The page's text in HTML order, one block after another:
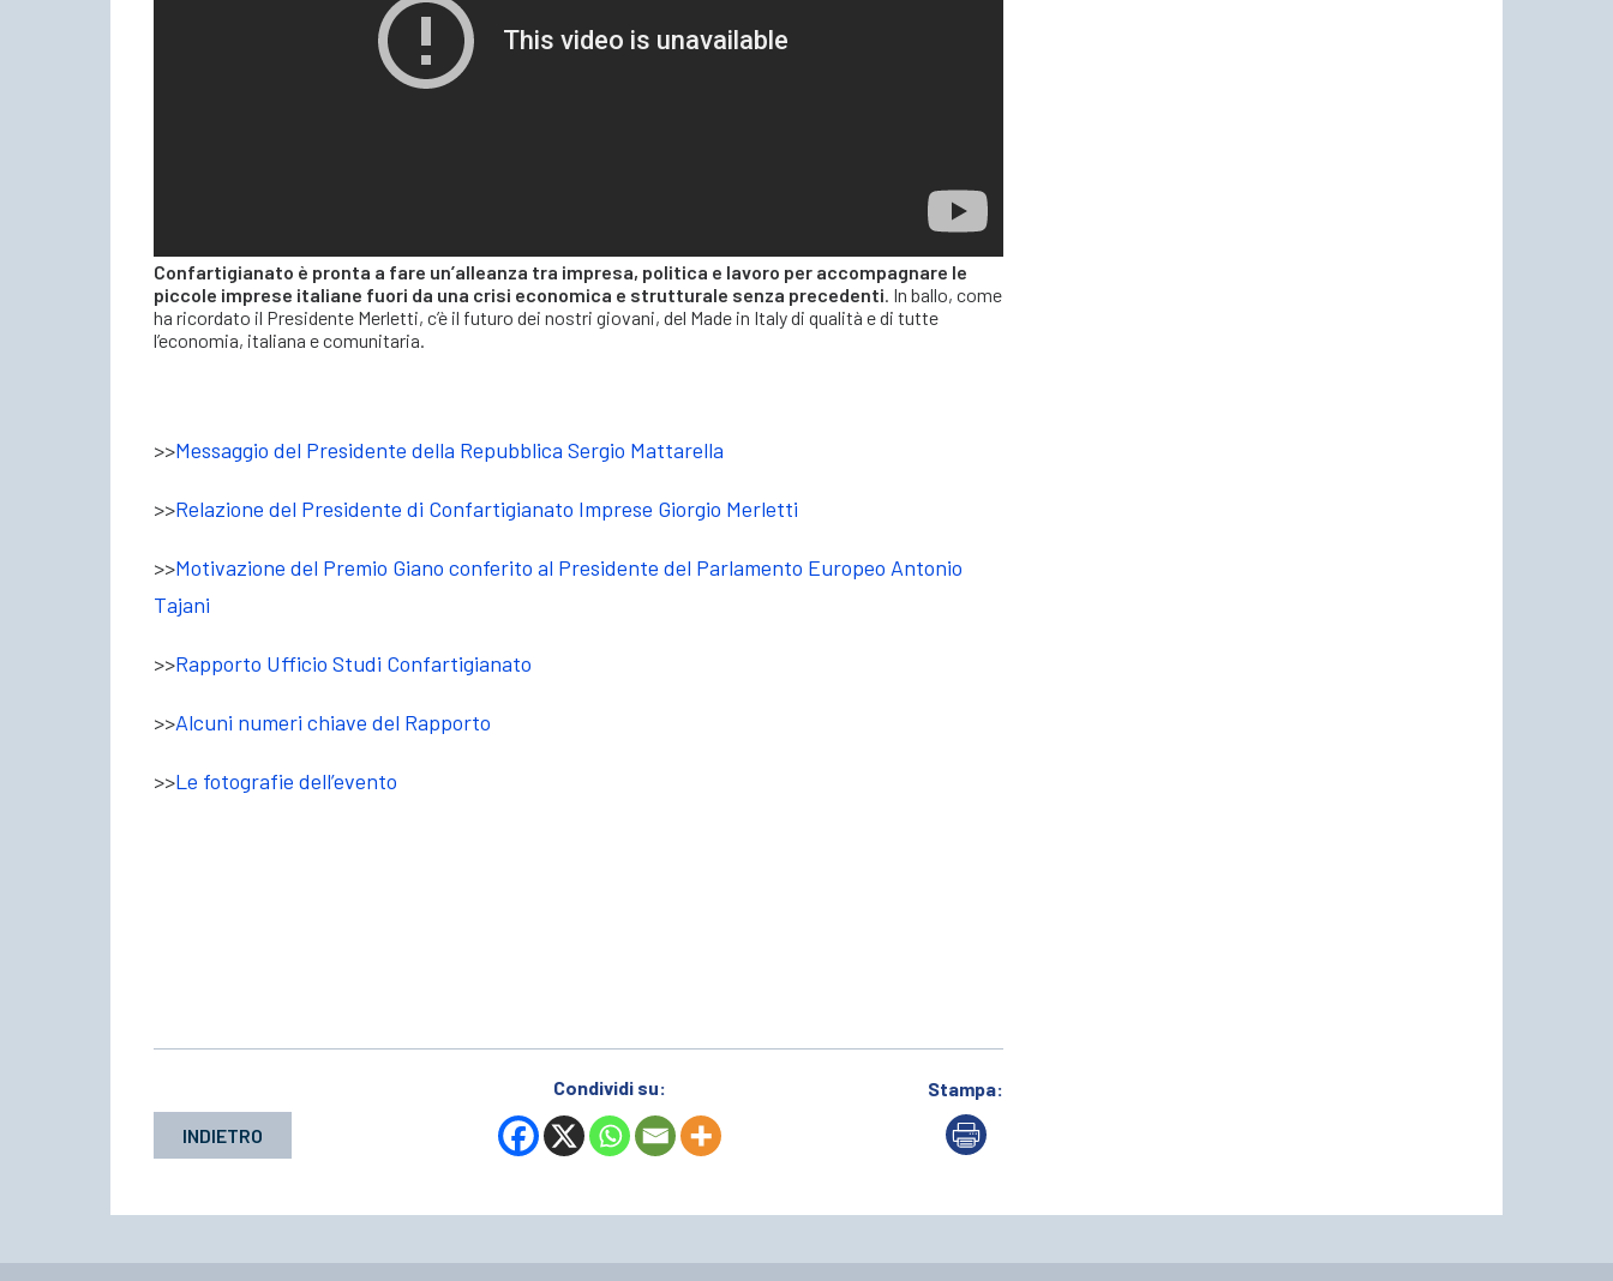
Confartigianato è pronta a fare un’alleanza tra impresa, politica e lavoro per accompagnare le
piccole imprese italiane fuori da una crisi economica e strutturale senza precedenti. In ballo, come
ha ricordato il Presidente Merletti, c’è il futuro dei nostri giovani, del Made in Italy di qualità e di tutte
l’economia, italiana e comunitaria.
>>Messaggio del Presidente della Repubblica Sergio Mattarella
>>Relazione del Presidente di Confartigianato Imprese Giorgio Merletti
>>Motivazione del Premio Giano conferito al Presidente del Parlamento Europeo Antonio
Tajani
>>Rapporto Ufficio Studi Confartigianato
>>Alcuni numeri chiave del Rapporto
>>Le fotografie dell’evento
INDIETRO
Condividi su: Stampa: